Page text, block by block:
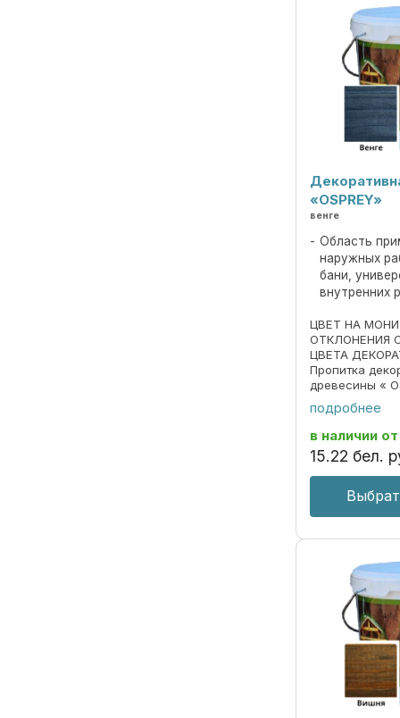
«OSPREY»
венге
Область
наружных
бани,
внутренних
ЦВЕТ НА
ОТКЛОНЕНИЯ
ЦВЕТА
Пропитка
древесины «
Пропитка
декоративной
подробнее
в наличии от
15.22 бел.